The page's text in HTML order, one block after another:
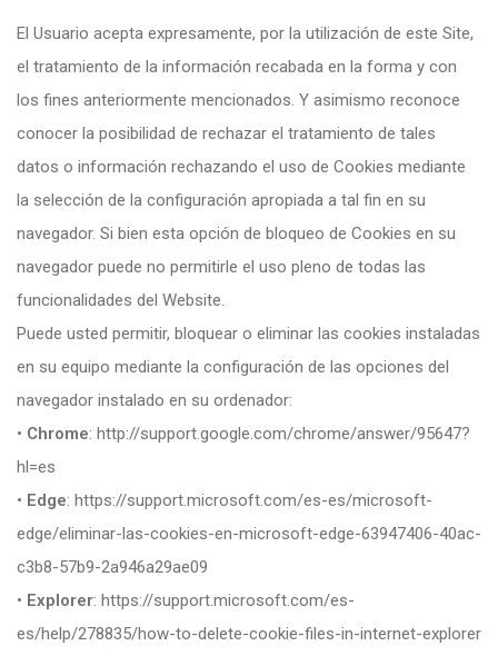
El Usuario acepta expresamente, por la utilización de este Site,
el tratamiento de la información recabada en la forma y con
los fines anteriormente mencionados. Y asimismo reconoce
conocer la posibilidad de rechazar el tratamiento de tales
datos o información rechazando el uso de Cookies mediante
la selección de la configuración apropiada a tal fin en su
navegador. Si bien esta opción de bloqueo de Cookies en su
navegador puede no permitirle el uso pleno de todas las
funcionalidades del Website.
Puede usted permitir, bloquear o eliminar las cookies instaladas
en su equipo mediante la configuración de las opciones del
navegador instalado en su ordenador:
• Chrome: http://support.google.com/chrome/answer/95647?
hl=es
• Edge: https://support.microsoft.com/es-es/microsoft-
edge/eliminar-las-cookies-en-microsoft-edge-63947406-40ac-
c3b8-57b9-2a946a29ae09
• Explorer: https://support.microsoft.com/es-
es/help/278835/how-to-delete-cookie-files-in-internet-explorer